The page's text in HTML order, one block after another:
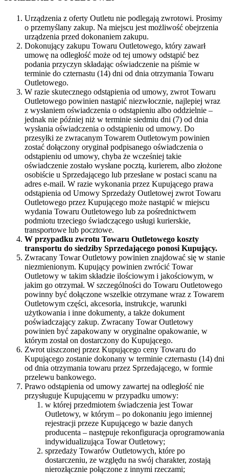
Urządzenia z oferty Outletu nie podlegają zwrotowi. Prosimy
o przemyślany zakup. Na miejscu jest możliwość obejrzenia
urządzenia przed dokonaniem zakupu.
Dokonujący zakupu Towaru Outletowego, który zawarł
umowę na odległość może od tej umowy odstąpić bez
podania przyczyn składając oświadczenie na piśmie w
terminie do czternastu (14) dni od dnia otrzymania Towaru
Outletowego.
W razie skutecznego odstąpienia od umowy, zwrot Towaru
Outletowego powinien nastąpić niezwłocznie, najlepiej wraz
z wysłaniem oświadczenia o odstąpieniu albo oddzielnie –
jednak nie później niż w terminie siedmiu dni (7) od dnia
wysłania oświadczenia o odstąpieniu od umowy. Do
przesyłki ze zwracanym Towarem Outletowym powinien
zostać dołączony oryginał podpisanego oświadczenia o
odstąpieniu od umowy, chyba że wcześniej takie
oświadczenie zostało wysłane pocztą, kurierem, albo złożone
osobiście u Sprzedającego lub przesłane w postaci scanu na
adres e-mail. W razie wykonania przez Kupującego prawa
odstąpienia od Umowy Sprzedaży Outletowej zwrot Towaru
Outletowego przez Kupującego może nastąpić w miejscu
wydania Towaru Outletowego lub za pośrednictwem
podmiotu trzeciego świadczącego usługi kurierskie,
transportowe lub pocztowe.
W przypadku zwrotu Towaru Outletowego koszty
transportu do siedziby Sprzedającego ponosi Kupujący.
Zwracany Towar Outletowy powinien znajdować się w stanie
niezmienionym. Kupujący powinien zwrócić Towar
Outletowy w takim składzie ilościowym i jakościowym, w
jakim go otrzymał. W szczególności do Towaru Outletowego
powinny być dołączone wszelkie otrzymane wraz z Towarem
Outletowym części, akcesoria, instrukcje, warunki
użytkowania i inne dokumenty, a także dokument
poświadczający zakup. Zwracany Towar Outletowy
powinien być zapakowany w oryginalne opakowanie, w
którym został on dostarczony do Kupującego.
Zwrot uiszczonej przez Kupującego ceny Towaru do
Kupującego zostanie dokonany w terminie czternastu (14) dni
od dnia otrzymania towaru przez Sprzedającego, w formie
przelewu bankowego.
Prawo odstąpienia od umowy zawartej na odległość nie
przysługuje Kupującemu w przypadku umowy:
w której przedmiotem świadczenia jest Towar
Outletowy, w którym – po dokonaniu jego imiennej
rejestracji przeze Kupującego w bazie danych
producenta – następuje rekonfiguracja oprogramowania
indywidualizująca Towar Outletowy;
sprzedaży Towarów Outletowych, które po
dostarczeniu, ze względu na swój charakter, zostają
nierozłącznie połączone z innymi rzeczami;